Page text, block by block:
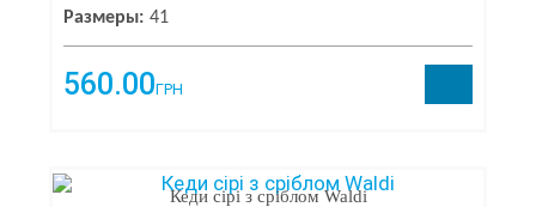
Размеры: 41
560.00ГРН
Кеди сірі з сріблом Waldi